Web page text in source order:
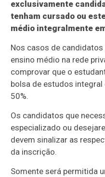
exclusivamente
tenham cursado ou
médio integralmente
Nos casos de
ensino médio na rede
comprovar que o
bolsa de estudos integral
50%.
Os candidatos que
especializado ou
devem sinalizar as
da inscrição.
Somente será permitida